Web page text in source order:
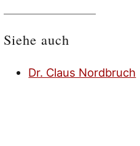
Siehe auch
Dr. Claus Nordbruch